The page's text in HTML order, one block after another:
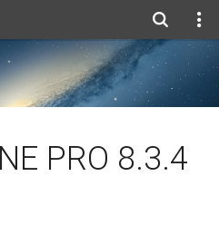
PRO 8.3.4